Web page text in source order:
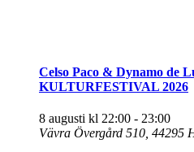
Celso Paco & Dynamo de
KULTURFESTIVAL 2026
8 augusti kl 22:00 - 23:00
Vävra Övergård 510, 44295